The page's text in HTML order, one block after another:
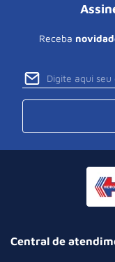
Receba
Central de